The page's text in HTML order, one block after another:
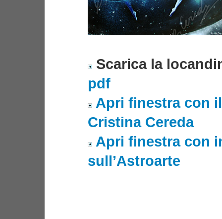
Scarica la
pdf
Apri finestra con
Cristina Cereda
Apri finestra con
sull’Astroarte